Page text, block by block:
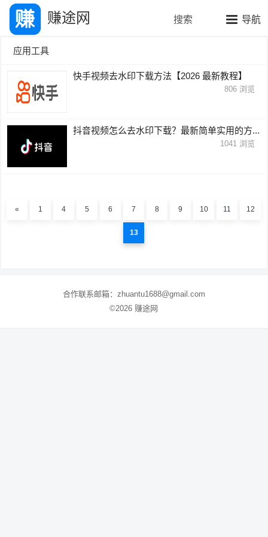
赚途网 导航
搜索
应用工具
快手视频去水印下载方法【2026 最新教程】
806浏览
抖音视频怎么去水印下载？最新简单实用的方...
1041 浏览
« 1 4 5 6 7 8 9 10 11 12
13
合作联系邮箱：zhuantu1688@gmail.com
©2026 赚途网